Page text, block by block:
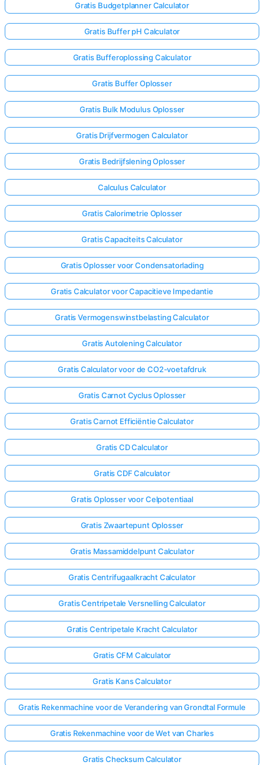
Gratis Budgetplanner Calculator
Gratis Buffer pH Calculator
Gratis Bufferoplossing Calculator
Gratis Buffer Oplosser
Gratis Bulk Modulus Oplosser
Gratis Drijfvermogen Calculator
Gratis Bedrijfslening Oplosser
Calculus Calculator
Gratis Calorimetrie Oplosser
Gratis Capaciteits Calculator
Gratis Oplosser voor Condensatorlading
Gratis Calculator voor Capacitieve Impedantie
Gratis Vermogenswinstbelasting Calculator
Gratis Autolening Calculator
Gratis Calculator voor de CO2-voetafdruk
Gratis Carnot Cyclus Oplosser
Gratis Carnot Efficiëntie Calculator
Gratis CD Calculator
Gratis CDF Calculator
Gratis Oplosser voor Celpotentiaal
Gratis Zwaartepunt Oplosser
Gratis Massamiddelpunt Calculator
Gratis Centrifugaalkracht Calculator
Gratis Centripetale Versnelling Calculator
Gratis Centripetale Kracht Calculator
Gratis CFM Calculator
Gratis Kans Calculator
Gratis Rekenmachine voor de Verandering van Grondtal Formule
Gratis Rekenmachine voor de Wet van Charles
Gratis Checksum Calculator